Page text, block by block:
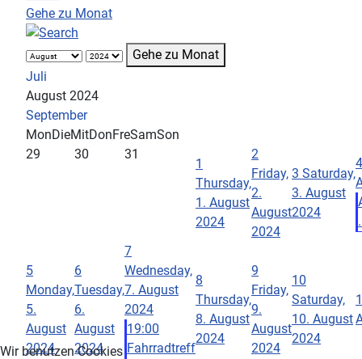
Gehe zu Monat
Gehe zu Monat
Juli
August 2024
September
MonDieMitDonFreSamSon
29
30 31
1
Thursday,
1. August
2024
2
Friday,
2.
August
2024
3 Saturday,
3. August
2024
4
5
Monday,
5.
August
2024
6
Tuesday,
6.
August
2024
7
Wednesday,
7. August
2024
19:00
Fahrradtreff
8
Thursday,
8. August
2024
9
Friday,
9.
August
2024
10
Saturday,
10. August
2024
Wir benutzen Cookies